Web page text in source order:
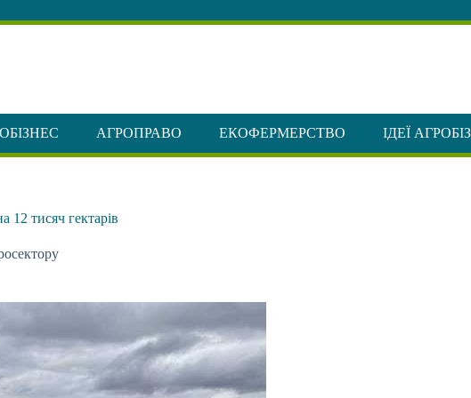
АГРОПРАВО ЕКОФЕРМЕРСТВО ІДЕЇ
12 тисяч гектарів